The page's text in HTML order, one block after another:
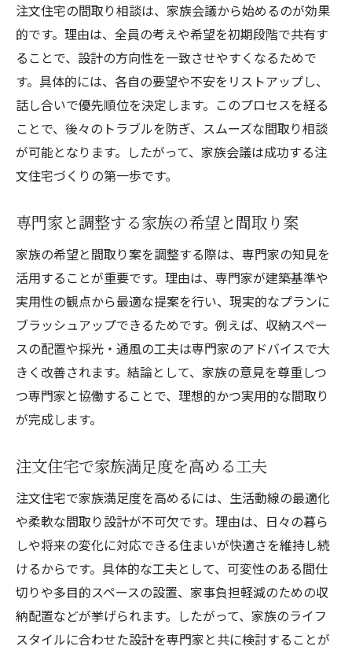
注文住宅の間取り相談は、家族会議から始めるのが効果
的です。理由は、全員の考えや希望を初期段階で共有す
ることで、設計の方向性を一致させやすくなるためで
す。具体的には、各自の要望や不安をリストアップし、
話し合いで優先順位を決定します。このプロセスを経る
ことで、後々のトラブルを防ぎ、スムーズな間取り相談
が可能となります。したがって、家族会議は成功する注
文住宅づくりの第一歩です。
専門家と調整する家族の希望と間取り案
家族の希望と間取り案を調整する際は、専門家の知見を
活用することが重要です。理由は、専門家が建築基準や
実用性の観点から最適な提案を行い、現実的なプランに
ブラッシュアップできるためです。例えば、収納スペー
スの配置や採光・通風の工夫は専門家のアドバイスで大
きく改善されます。結論として、家族の意見を尊重しつ
つ専門家と協働することで、理想的かつ実用的な間取り
が完成します。
注文住宅で家族満足度を高める工夫
注文住宅で家族満足度を高めるには、生活動線の最適化
や柔軟な間取り設計が不可欠です。理由は、日々の暮ら
しや将来の変化に対応できる住まいが快適さを維持し続
けるからです。具体的な工夫として、可変性のある間仕
切りや多目的スペースの設置、家事負担軽減のための収
納配置などが挙げられます。したがって、家族のライフ
スタイルに合わせた設計を専門家と共に検討することが